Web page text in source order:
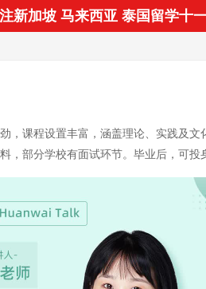
新加坡 马来西亚 泰国留学十
，课程设置丰富，涵盖理论、实践及
部分学校有面试环节。毕业后，可投